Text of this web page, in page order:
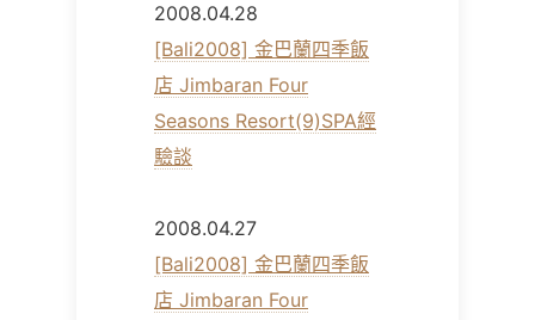
2008.04.28
[Bali2008] 金巴蘭四季飯
店 Jimbaran Four
Seasons Resort(9)SPA經
驗談
2008.04.27
[Bali2008] 金巴蘭四季飯
店 Jimbaran Four